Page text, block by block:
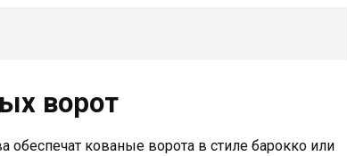
ворот
кованые ворота в стиле барокко или